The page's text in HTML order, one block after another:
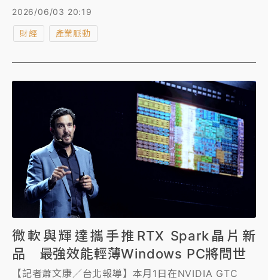
仁勳及太太Lori還有黃仁勳父母都親赴現場，顯示對於
2026/06/03 20:19
財經 產業脈動
微軟與輝達攜手推RTX Spark晶片新
品 最強效能輕薄Windows PC將問世
【記者蕭文康／台北報導】本月1日在NVIDIA GTC